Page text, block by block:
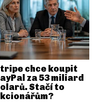
chce koupit
za 53 miliard
Stačí to